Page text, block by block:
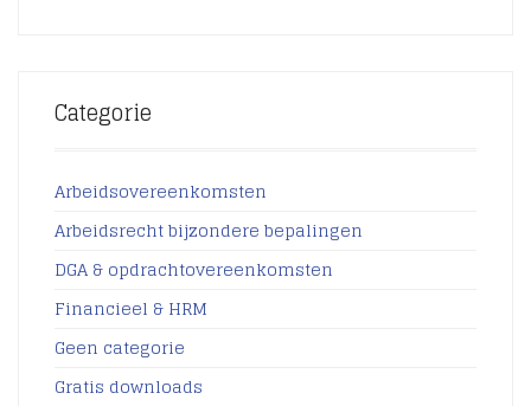
Categorie
Arbeidsovereenkomsten
Arbeidsrecht bijzondere bepalingen
DGA & opdrachtovereenkomsten
Financieel & HRM
Geen categorie
Gratis downloads